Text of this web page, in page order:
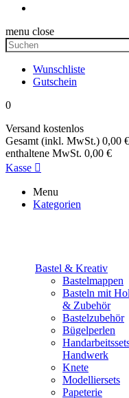
menu close
Wunschliste
Gutschein
0
Versand kostenlos
Gesamt (inkl. MwSt.) 0,00 €
enthaltene MwSt. 0,00 €
Kasse 
Menu
Kategorien
Bastel & Kreativ
Bastelmappen
Basteln mit
& Zubehör
Bastelzubehör
Bügelperlen
Handwerk
Knete
Modelliersets
Papeterie